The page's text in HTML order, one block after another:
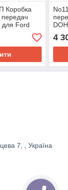
Коробка
для Ford
4
7, , Україна